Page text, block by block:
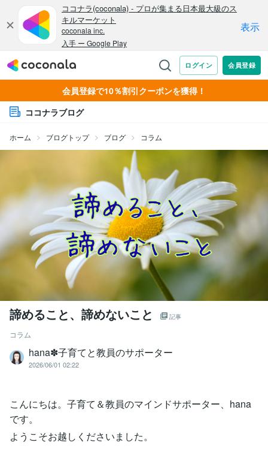
会員登録で10％割引クーポンを獲得！
ココナラブログ
ホーム ブログトップ ブログ コラム
諦めること、諦めないこと 記事
コラム
hana✽子育てと教員のサポーター
2026/06/01 02:22
こんにちは。子育て＆教員のマインドサポーター、hana
です。
ようこそお越しくださいました。